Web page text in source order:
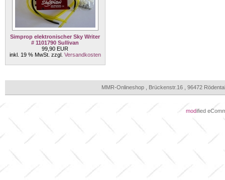
Simprop elektronischer Sky Writer
# 1101790 Sullivan
99,90 EUR
inkl. 19 % MwSt. zzgl. Versandkosten
MMR-Onlineshop , Brückenstr.16 , 96472
modified